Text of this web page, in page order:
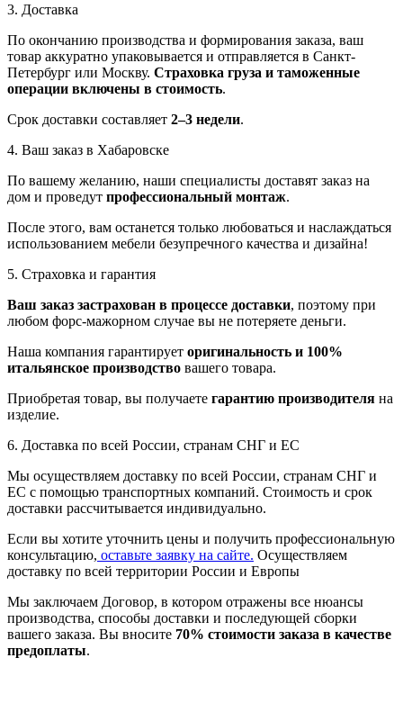
3. Доставка
По окончанию производства и формирования заказа, ваш
товар аккуратно упаковывается и отправляется в Санкт-
Петербург или Москву. Страховка груза и таможенные
операции включены в стоимость.
Срок доставки составляет 2–3 недели.
4. Ваш заказ в Хабаровске
По вашему желанию, наши специалисты доставят заказ на
дом и проведут профессиональный монтаж.
После этого, вам останется только любоваться и наслаждаться
использованием мебели безупречного качества и дизайна!
5. Страховка и гарантия
Ваш заказ застрахован в процессе доставки, поэтому при
любом форс-мажорном случае вы не потеряете деньги.
Наша компания гарантирует оригинальность и 100%
итальянское производство вашего товара.
Приобретая товар, вы получаете гарантию производителя на
изделие.
6. Доставка по всей России, странам СНГ и ЕС
Мы осуществляем доставку по всей России, странам СНГ и
ЕС с помощью транспортных компаний. Стоимость и срок
доставки рассчитывается индивидуально.
Если вы хотите уточнить цены и получить профессиональную
консультацию, оставьте заявку на сайте. Осуществляем
доставку по всей территории России и Европы
Мы заключаем Договор, в котором отражены все нюансы
производства, способы доставки и последующей сборки
вашего заказа. Вы вносите 70% стоимости заказа в качестве
предоплаты.